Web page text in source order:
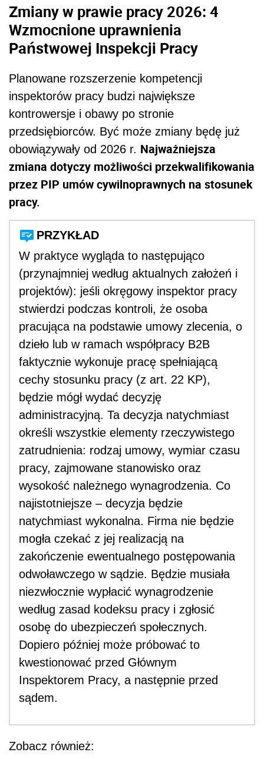
Zmiany w prawie pracy 2026: 4
Wzmocnione uprawnienia
Państwowej Inspekcji Pracy
Planowane rozszerzenie kompetencji
inspektorów pracy budzi największe
kontrowersje i obawy po stronie
przedsiębiorców. Być może zmiany będę już
obowiązywały od 2026 r. Najważniejsza
zmiana dotyczy możliwości przekwalifikowania
przez PIP umów cywilnoprawnych na stosunek
pracy.
PRZYKŁAD
W praktyce wygląda to następująco
(przynajmniej według aktualnych założeń i
projektów): jeśli okręgowy inspektor pracy
stwierdzi podczas kontroli, że osoba
pracująca na podstawie umowy zlecenia, o
dzieło lub w ramach współpracy B2B
faktycznie wykonuje pracę spełniającą
cechy stosunku pracy (z art. 22 KP),
będzie mógł wydać decyzję
administracyjną. Ta decyzja natychmiast
określi wszystkie elementy rzeczywistego
zatrudnienia: rodzaj umowy, wymiar czasu
pracy, zajmowane stanowisko oraz
wysokość należnego wynagrodzenia. Co
najistotniejsze – decyzja będzie
natychmiast wykonalna. Firma nie będzie
mogła czekać z jej realizacją na
zakończenie ewentualnego postępowania
odwoławczego w sądzie. Będzie musiała
niezwłocznie wypłacić wynagrodzenie
według zasad kodeksu pracy i zgłosić
osobę do ubezpieczeń społecznych.
Dopiero później może próbować to
kwestionować przed Głównym
Inspektorem Pracy, a następnie przed
sądem.
Zobacz również: